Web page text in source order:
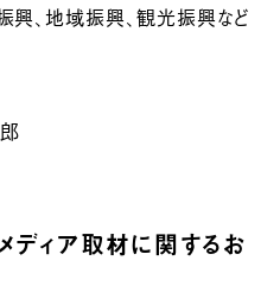
、地域振興、観光振興など
ィア取材に関するお